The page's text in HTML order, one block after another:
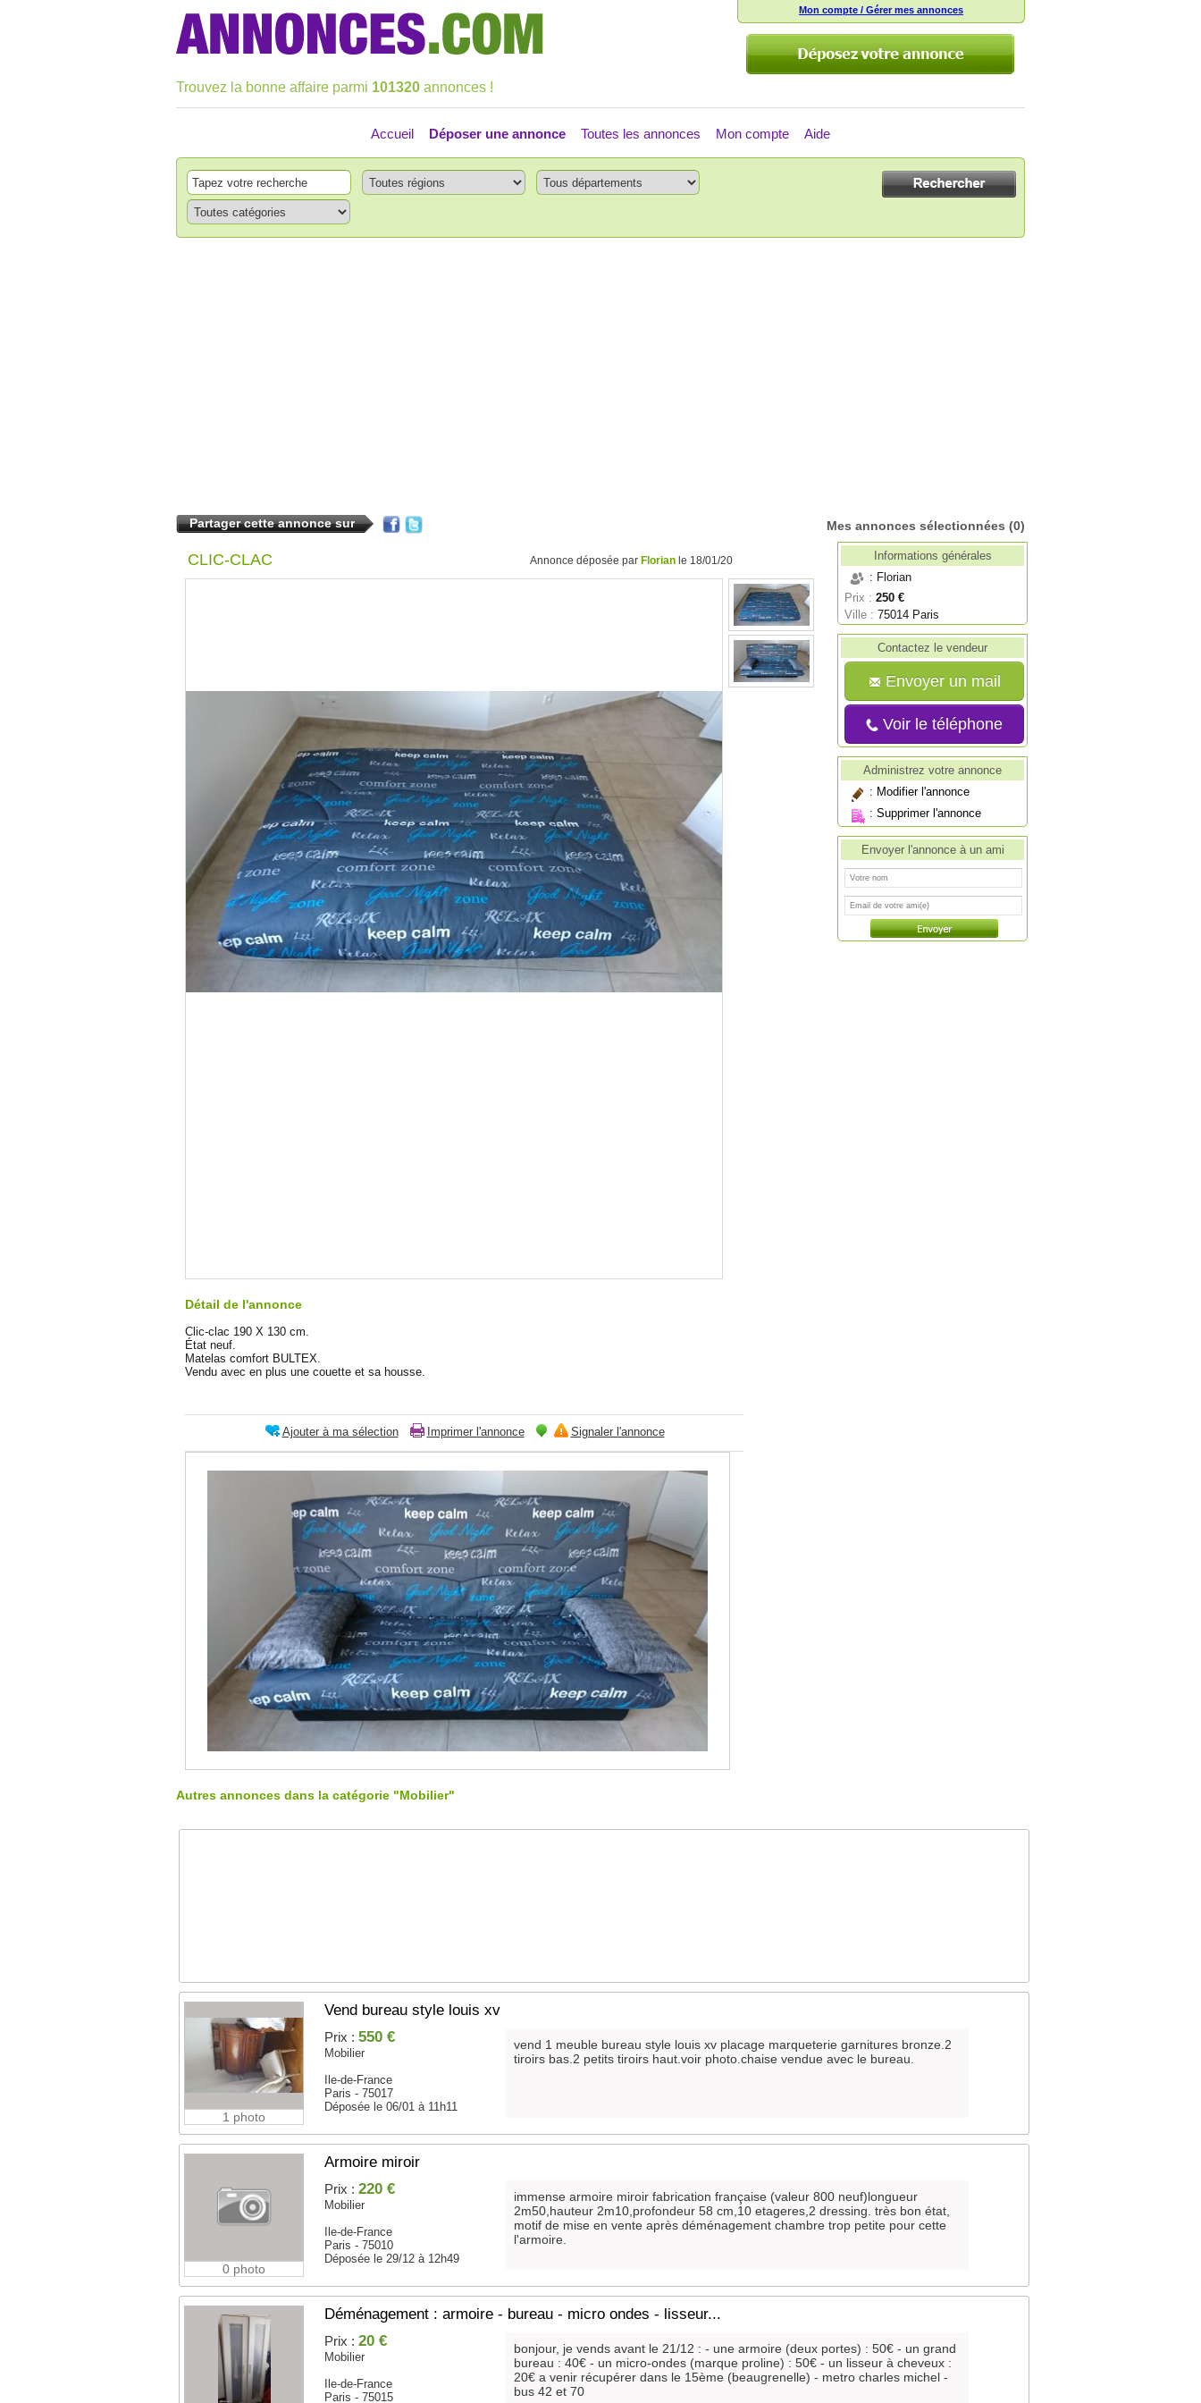
Mon compte / Gérer mes annonces
Trouvez la bonne affaire parmi 101320 annonces !
Accueil Déposer une annonce Toutes les annonces Mon compte Aide
Partager cette annonce sur Mes annonces sélectionnées (0)
CLIC-CLAC Annonce déposée par Florian le 18/01/20
Détail de l'annonce
Clic-clac 190 X 130 cm.
État neuf.
Matelas comfort BULTEX.
Vendu avec en plus une couette et sa housse.
Ajouter à ma sélection Imprimer l'annonce Signaler l'annonce
Informations générales
: Florian
Prix : 250 €
Ville : 75014 Paris
Contactez le vendeur
Envoyer un mail
Voir le téléphone
Administrez votre annonce
: Modifier l'annonce
: Supprimer l'annonce
Envoyer l'annonce à un ami
Autres annonces dans la catégorie "Mobilier"
1 photo
Vend bureau style louis xv
Prix :550 €
Mobilier
Ile-de-France
Paris - 75017
Déposée le 06/01 à 11h11
vend 1 meuble bureau style louis xv placage marqueterie garnitures bronze.2
tiroirs bas.2 petits tiroirs haut.voir photo.chaise vendue avec le bureau.
0 photo
Armoire miroir
Prix :220 €
Mobilier
Ile-de-France
Paris - 75010
Déposée le 29/12 à 12h49
immense armoire miroir fabrication française (valeur 800 neuf)longueur
2m50,hauteur 2m10,profondeur 58 cm,10 etageres,2 dressing. très bon état,
motif de mise en vente après déménagement chambre trop petite pour cette
l'armoire.
Déménagement : armoire - bureau - micro ondes - lisseur...
Prix :20 €
Mobilier
Ile-de-France
Paris - 75015
bonjour, je vends avant le 21/12 : - une armoire (deux portes) : 50€ - un grand
bureau : 40€ - un micro-ondes (marque proline) : 50€ - un lisseur à cheveux :
20€ a venir récupérer dans le 15ème (beaugrenelle) - metro charles michel -
bus 42 et 70